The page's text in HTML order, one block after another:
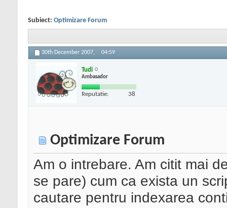
Subiect: Optimizare Forum
30th December 2007, 04:59
Tudi
Ambasador
Reputatie: 38
Optimizare Forum
Am o intrebare. Am citit mai
se pare) cum ca exista un
cautare pentru indexarea